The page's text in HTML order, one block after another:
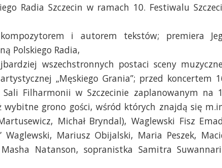
Radia Szczecin w ramach 10. Festiwalu
i autorem tekstów; premiera
Polskiego Radia,
wszechstronnych postaci sceny
„Męskiego Grania”; przed koncertem
Filharmonii w Szczecinie zaplanowanym na
wybitne grono gości, wśród których znajdą się
Michał Bryndal), Waglewski Fisz
Waglewski, Mariusz Obijalski, Maria Peszek,
Natanson, sopranistka Samitra